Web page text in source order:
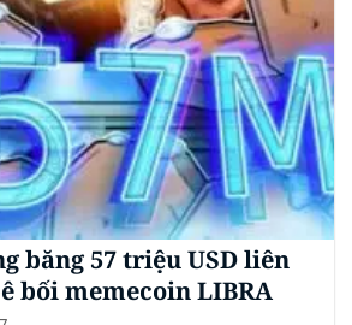
băng 57 triệu USD liên
bối memecoin LIBRA